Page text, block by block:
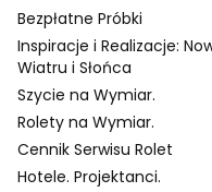
Bezpłatne Próbki
Inspiracje i Realizacje:
Wiatru i Słońca
Szycie na Wymiar.
Rolety na Wymiar.
Cennik Serwisu Rolet
Hotele. Projektanci.